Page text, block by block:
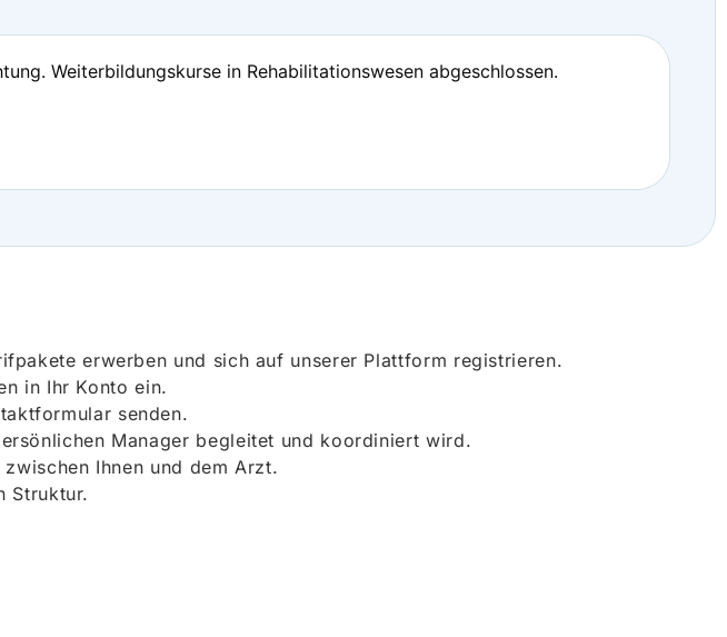
Weiterbildungskurse in Rehabilitationswesen abgeschlossen.
erwerben und sich auf unserer Plattform registrieren.
in Ihr Konto ein.
senden.
Manager begleitet und koordiniert wird.
Ihnen und dem Arzt.
Struktur.